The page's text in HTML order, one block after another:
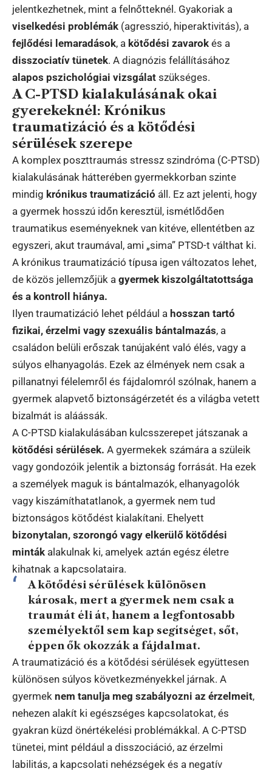
jelentkezhetnek, mint a felnőtteknél. Gyakoriak a
viselkedési problémák (agresszió, hiperaktivitás), a
fejlődési lemaradások, a kötődési zavarok és a
disszociatív tünetek. A diagnózis felállításához
alapos pszichológiai vizsgálat szükséges.
A C-PTSD kialakulásának okai
gyerekeknél: Krónikus
traumatizáció és a kötődési
sérülések szerepe
A komplex poszttraumás stressz szindróma (C-PTSD)
kialakulásának hátterében gyermekkorban szinte
mindig krónikus traumatizáció áll. Ez azt jelenti, hogy
a gyermek hosszú időn keresztül, ismétlődően
traumatikus eseményeknek van kitéve, ellentétben az
egyszeri, akut traumával, ami „sima” PTSD-t válthat ki.
A krónikus traumatizáció típusa igen változatos lehet,
de közös jellemzőjük a gyermek kiszolgáltatottsága
és a kontroll hiánya.
Ilyen traumatizáció lehet például a hosszan tartó
fizikai, érzelmi vagy szexuális bántalmazás, a
családon belüli erőszak tanújaként való élés, vagy a
súlyos elhanyagolás. Ezek az élmények nem csak a
pillanatnyi félelemről és fájdalomról szólnak, hanem a
gyermek alapvető biztonságérzetét és a világba vetett
bizalmát is aláássák.
A C-PTSD kialakulásában kulcsszerepet játszanak a
kötődési sérülések. A gyermekek számára a szüleik
vagy gondozóik jelentik a biztonság forrását. Ha ezek
a személyek maguk is bántalmazók, elhanyagolók
vagy kiszámíthatatlanok, a gyermek nem tud
biztonságos kötődést kialakítani. Ehelyett
bizonytalan, szorongó vagy elkerülő kötődési
minták alakulnak ki, amelyek aztán egész életre
kihatnak a kapcsolataira.
A kötődési sérülések különösen
károsak, mert a gyermek nem csak a
traumát éli át, hanem a legfontosabb
személyektől sem kap segítséget, sőt,
éppen ők okozzák a fájdalmat.
A traumatizáció és a kötődési sérülések együttesen
különösen súlyos következményekkel járnak. A
gyermek nem tanulja meg szabályozni az érzelmeit,
nehezen alakít ki egészséges kapcsolatokat, és
gyakran küzd önértékelési problémákkal. A C-PTSD
tünetei, mint például a disszociáció, az érzelmi
labilitás, a kapcsolati nehézségek és a negatív